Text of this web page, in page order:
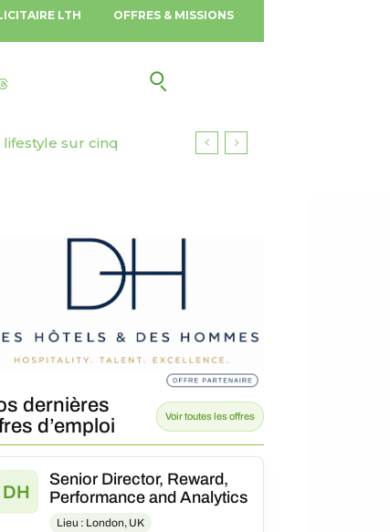
LTH OFFRES & MISSIONS
sur cinq
responsable
dernières
d’emploi
Voir toutes les offres
DH
Senior Director, Reward,
Performance and Analytics
Lieu : London, UK